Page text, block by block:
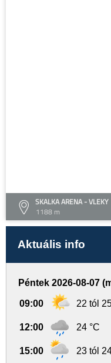
SKALKA ARENA - VLEKY
1188 m
Aktuális info
Péntek 2026-08-07
09:00 22 tól
12:00 24 °C
15:00 23 tól